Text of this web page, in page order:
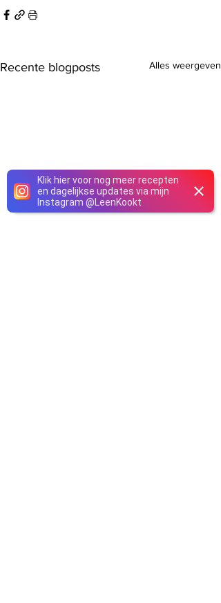
Klik hier voor nog meer recepten
en dagelijkse updates via mijn
Instagram @LeenKookt
Recente blogposts Alles weergeven